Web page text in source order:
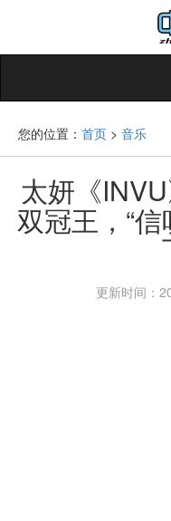
您的位置： 首页 > 音乐
太妍《
双冠王，“
更新时间：